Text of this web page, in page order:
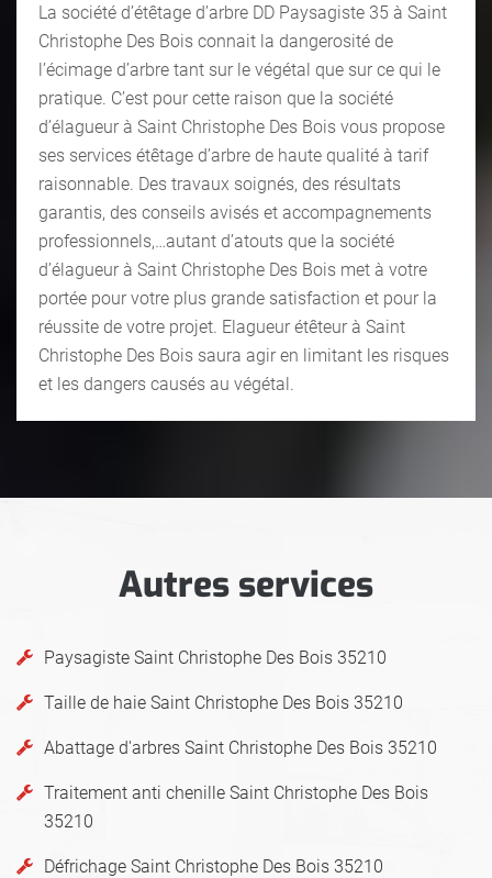
La société d’étêtage d’arbre DD Paysagiste 35 à Saint
Christophe Des Bois connait la dangerosité de
l’écimage d’arbre tant sur le végétal que sur ce qui le
pratique. C’est pour cette raison que la société
d’élagueur à Saint Christophe Des Bois vous propose
ses services étêtage d’arbre de haute qualité à tarif
raisonnable. Des travaux soignés, des résultats
garantis, des conseils avisés et accompagnements
professionnels,…autant d’atouts que la société
d’élagueur à Saint Christophe Des Bois met à votre
portée pour votre plus grande satisfaction et pour la
réussite de votre projet. Elagueur étêteur à Saint
Christophe Des Bois saura agir en limitant les risques
et les dangers causés au végétal.
Autres services
Paysagiste Saint Christophe Des Bois 35210
Taille de haie Saint Christophe Des Bois 35210
Abattage d'arbres Saint Christophe Des Bois 35210
Traitement anti chenille Saint Christophe Des Bois
35210
Défrichage Saint Christophe Des Bois 35210